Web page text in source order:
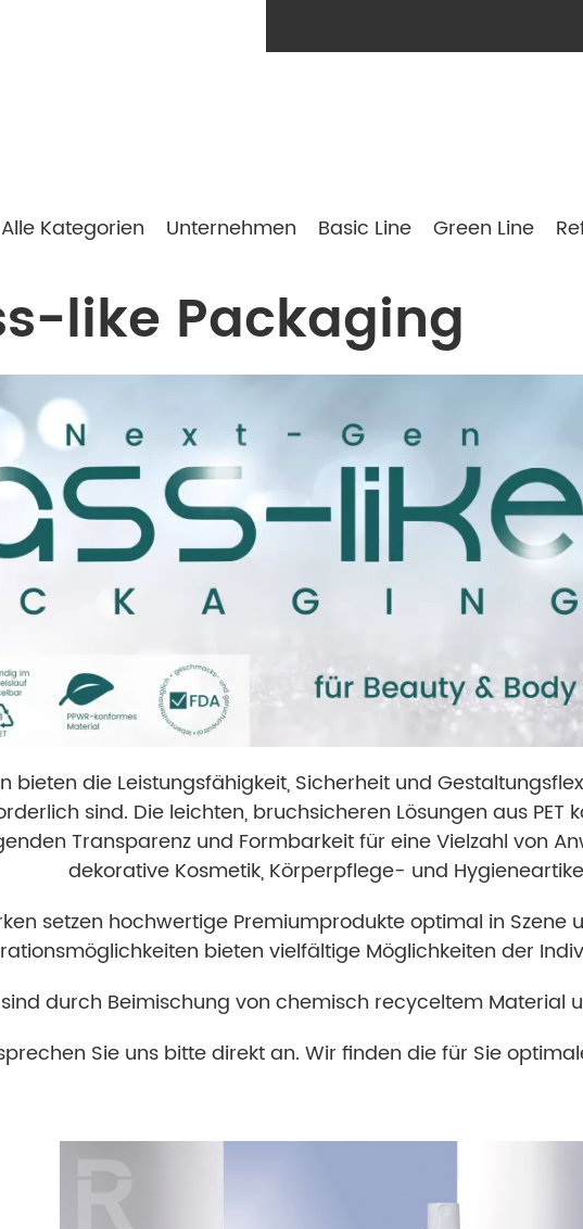
Alle Kategorien Unternehmen Basic Line Green Line
like Packaging
bieten die Leistungsfähigkeit, Sicherheit und
sind. Die leichten, bruchsicheren Lösungen aus
Transparenz und Formbarkeit für eine Vielzahl von
dekorative Kosmetik, Körperpflege- und
setzen hochwertige Premiumprodukte optimal in
bieten vielfältige Möglichkeiten der
durch Beimischung von chemisch recyceltem Material
Sie uns bitte direkt an. Wir finden die für Sie